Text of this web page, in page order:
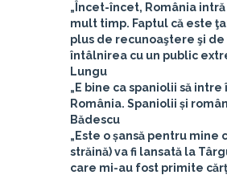
„Încet-încet, România
mult timp. Faptul că este
plus de recunoaştere şi
întâlnirea cu un public
Lungu
„E bine ca spaniolii să
România. Spaniolii și
Bădescu
„Este o șansă pentru
străină) va fi lansată la
care mi-au fost primite